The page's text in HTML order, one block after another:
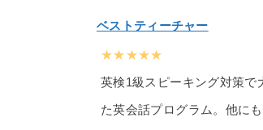
ベストティーチャー
★★★★★
英検1級スピーキング対策で
た英会話プログラム。他にも